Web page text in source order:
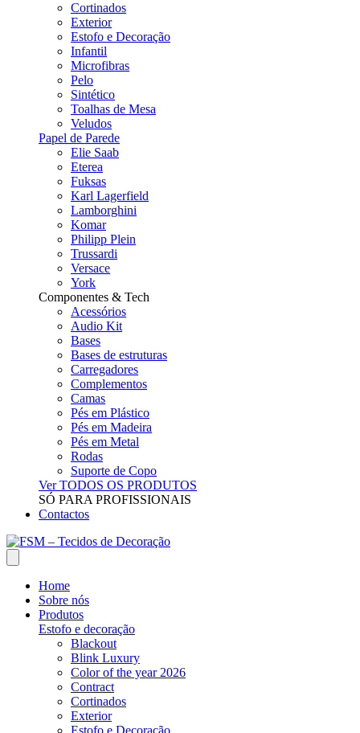
Cortinados
Exterior
Estofo e Decoração
Infantil
Microfibras
Pelo
Sintético
Toalhas de Mesa
Veludos
Papel de Parede
Elie Saab
Eterea
Fuksas
Karl Lagerfield
Lamborghini
Komar
Philipp Plein
Trussardi
Versace
York
Componentes & Tech
Acessórios
Audio Kit
Bases
Bases de estruturas
Carregadores
Complementos
Camas
Pés em Plástico
Pés em Madeira
Pés em Metal
Rodas
Suporte de Copo
Ver TODOS OS PRODUTOS
SÓ PARA PROFISSIONAIS
Contactos
Home
Sobre nós
Produtos
Estofo e decoração
Blackout
Blink Luxury
Color of the year 2026
Contract
Cortinados
Exterior
Estofo e Decoração